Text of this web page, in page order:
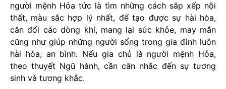
người mệnh Hỏa tức là tìm những cách sắp xếp nội
thất, màu sắc hợp lý nhất, để tạo được sự hài hòa,
cân đối các dòng khí, mang lại sức khỏe, may mắn
cũng như giúp những người sống trong gia đình luôn
hài hòa, an bình. Nếu gia chủ là người mệnh Hỏa,
theo thuyết Ngũ hành, cần cân nhắc đến sự tương
sinh và tương khắc.